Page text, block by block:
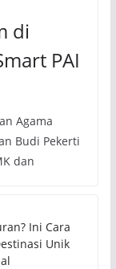
di
PAI
Agama
Budi Pekerti
dan
Ini Cara
Unik